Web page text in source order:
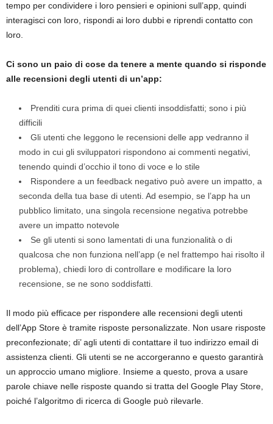
tempo per condividere i loro pensieri e opinioni sull’app, quindi
interagisci con loro, rispondi ai loro dubbi e riprendi contatto con
loro.
Ci sono un paio di cose da tenere a mente quando si risponde
alle recensioni degli utenti di un’app:
Prenditi cura prima di quei clienti insoddisfatti; sono i più
difficili
Gli utenti che leggono le recensioni delle app vedranno il
modo in cui gli sviluppatori rispondono ai commenti negativi,
tenendo quindi d’occhio il tono di voce e lo stile
Rispondere a un feedback negativo può avere un impatto, a
seconda della tua base di utenti. Ad esempio, se l’app ha un
pubblico limitato, una singola recensione negativa potrebbe
avere un impatto notevole
Se gli utenti si sono lamentati di una funzionalità o di
qualcosa che non funziona nell’app (e nel frattempo hai risolto il
problema), chiedi loro di controllare e modificare la loro
recensione, se ne sono soddisfatti.
Il modo più efficace per rispondere alle recensioni degli utenti
dell’App Store è tramite risposte personalizzate. Non usare risposte
preconfezionate; di’ agli utenti di contattare il tuo indirizzo email di
assistenza clienti. Gli utenti se ne accorgeranno e questo garantirà
un approccio umano migliore. Insieme a questo, prova a usare
parole chiave nelle risposte quando si tratta del Google Play Store,
poiché l’algoritmo di ricerca di Google può rilevarle.